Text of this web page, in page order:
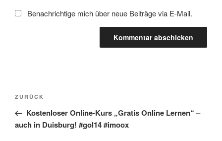
Benachrichtige mich über neue Beiträge via E-Mail.
Beitragsnavigation
Vorheriger
Beitrag
ZURÜCK
Kostenloser Online-Kurs „Gratis Online Lernen“ –
auch in Duisburg! #gol14 #imoox